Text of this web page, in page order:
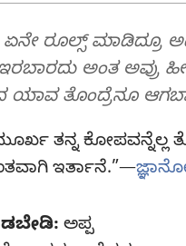
ರೂಲ್ಸ್‌ ಮಾಡಿದ್ರೂ
ಅಂತ ಅವ್ರು
ಯಾವ ತೊಂದ್ರೆನೂ
ತನ್ನ ಕೋಪವನ್ನೆಲ್ಲ
ಇರ್ತಾನೆ.”—
ಅಪ್ಪ